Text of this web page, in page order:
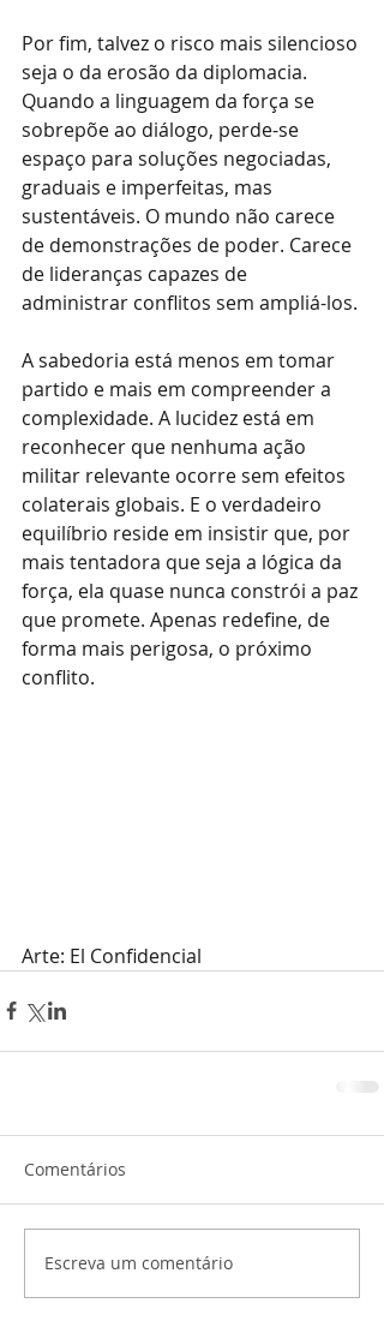
Por fim, talvez o risco mais silencioso
seja o da erosão da diplomacia.
Quando a linguagem da força se
sobrepõe ao diálogo, perde-se
espaço para soluções negociadas,
graduais e imperfeitas, mas
sustentáveis. O mundo não carece
de demonstrações de poder. Carece
de lideranças capazes de
administrar conflitos sem ampliá-los.
A sabedoria está menos em tomar
partido e mais em compreender a
complexidade. A lucidez está em
reconhecer que nenhuma ação
militar relevante ocorre sem efeitos
colaterais globais. E o verdadeiro
equilíbrio reside em insistir que, por
mais tentadora que seja a lógica da
força, ela quase nunca constrói a paz
que promete. Apenas redefine, de
forma mais perigosa, o próximo
conflito.
Arte: El Confidencial
Comentários
Escreva um comentário